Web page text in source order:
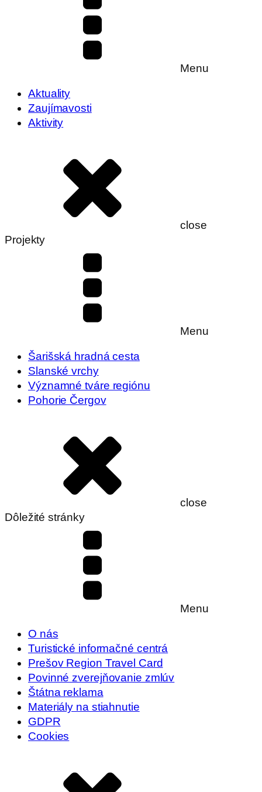
Menu
Aktuality
Zaujímavosti
Aktivity
close
Projekty
Menu
Šarišská hradná cesta
Slanské vrchy
Významné tváre regiónu
Pohorie Čergov
close
Dôležité stránky
Menu
O nás
Turistické informačné centrá
Prešov Region Travel Card
Povinné zverejňovanie zmlúv
Štátna reklama
Materiály na stiahnutie
GDPR
Cookies